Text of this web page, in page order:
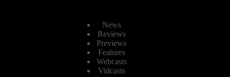
News
Reviews
Previews
Features
Webcasts
Vidcasts